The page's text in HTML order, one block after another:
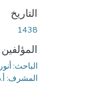
التاريخ
1438
المؤلفين
الباحث:
المشرف: